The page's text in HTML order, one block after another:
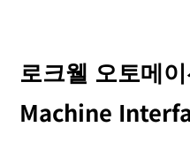
로크웰 오토메
Machine